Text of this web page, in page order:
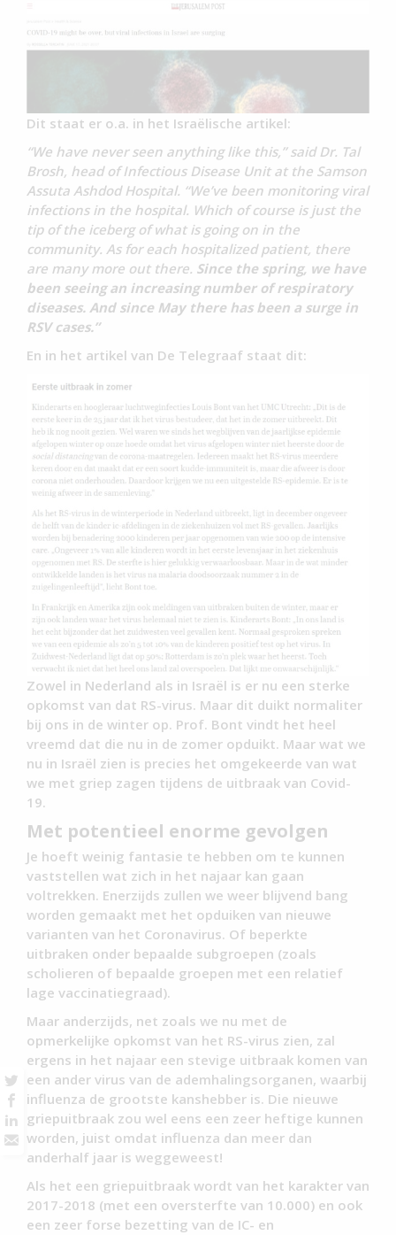
Dit staat er o.a. in het Israëlische artikel:
“We have never seen anything like this,” said Dr. Tal
Brosh, head of Infectious Disease Unit at the Samson
Assuta Ashdod Hospital. “We’ve been monitoring viral
infections in the hospital. Which of course is just the
tip of the iceberg of what is going on in the
community. As for each hospitalized patient, there
are many more out there. Since the spring, we have
been seeing an increasing number of respiratory
diseases. And since May there has been a surge in
RSV cases.”
En in het artikel van De Telegraaf staat dit:
Zowel in Nederland als in Israël is er nu een sterke
opkomst van dat RS-virus. Maar dit duikt normaliter
bij ons in de winter op. Prof. Bont vindt het heel
vreemd dat die nu in de zomer opduikt. Maar wat we
nu in Israël zien is precies het omgekeerde van wat
we met griep zagen tijdens de uitbraak van Covid-
19.
Met potentieel enorme gevolgen
Je hoeft weinig fantasie te hebben om te kunnen
vaststellen wat zich in het najaar kan gaan
voltrekken. Enerzijds zullen we weer blijvend bang
worden gemaakt met het opduiken van nieuwe
varianten van het Coronavirus. Of beperkte
uitbraken onder bepaalde subgroepen (zoals
scholieren of bepaalde groepen met een relatief
lage vaccinatiegraad).
Maar anderzijds, net zoals we nu met de
opmerkelijke opkomst van het RS-virus zien, zal
ergens in het najaar een stevige uitbraak komen van
een ander virus van de ademhalingsorganen, waarbij
influenza de grootste kanshebber is. Die nieuwe
griepuitbraak zou wel eens een zeer heftige kunnen
worden, juist omdat influenza dan meer dan
anderhalf jaar is weggeweest!
Als het een griepuitbraak wordt van het karakter van
2017-2018 (met een oversterfte van 10.000) en ook
een zeer forse bezetting van de IC- en